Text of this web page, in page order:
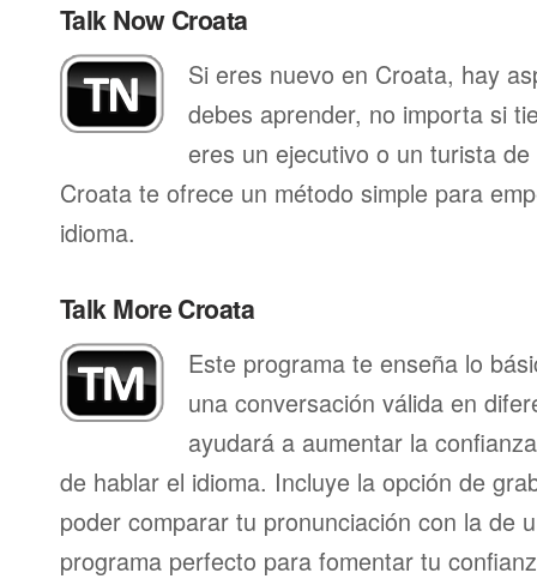
Talk Now Croata
Si eres nuevo en Croata, hay
debes aprender, no importa si
eres un ejecutivo o un turista
Croata te ofrece un método simple para
idioma.
Talk More Croata
Este programa te enseña lo
una conversación válida en
ayudará a aumentar la
de hablar el idioma. Incluye la opción de
poder comparar tu pronunciación con la de
programa perfecto para fomentar tu